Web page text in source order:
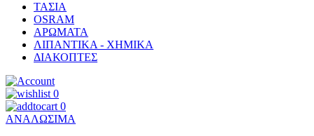
ΤΑΣΙΑ
OSRAM
ΑΡΩΜΑΤΑ
ΛΙΠΑΝΤΙΚΑ - ΧΗΜΙΚΑ
ΔΙΑΚΟΠΤΕΣ
0
0
ΑΝΑΛΩΣΙΜΑ